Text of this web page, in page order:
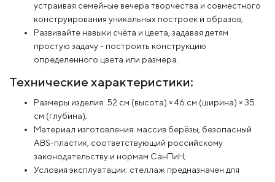
устраивая семейные вечера творчества и совместного
конструирования уникальных построек и образов;
Развивайте навыки счёта и цвета, задавая детям
простую задачу - построить конструкцию
определенного цвета или размера.
Технические характеристики:
Размеры изделия: 52 см (высота) × 46 см (ширина) × 35
см (глубина);
Материал изготовления: массив берёзы, безопасный
ABS-пластик, соответствующий российскому
законодательству и нормам СанПиН;
Условия эксплуатации: стеллаж предназначен для